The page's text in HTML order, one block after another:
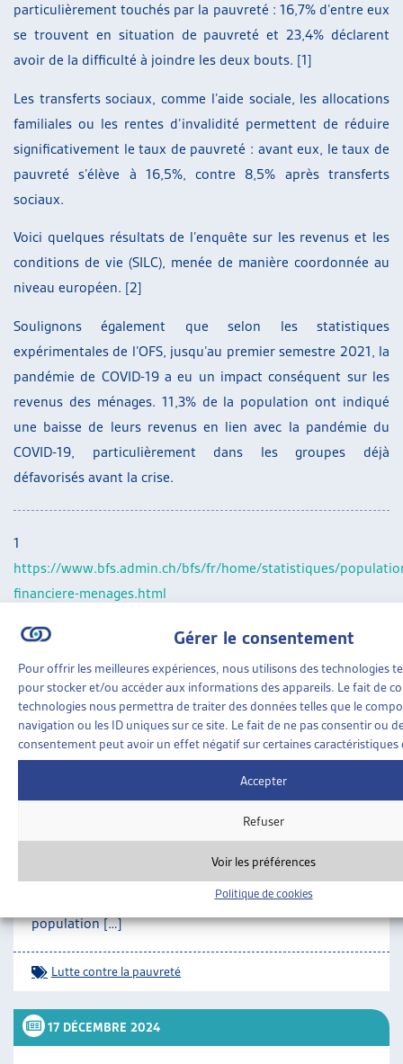
Gérer le consentement
Pour offrir les meilleures expériences, nous utilisons des technologies
pour stocker et/ou accéder aux informations des appareils. Le fait de
technologies nous permettra de traiter des données telles que le
navigation ou les ID uniques sur ce site. Le fait de ne pas consentir ou
consentement peut avoir un effet négatif sur certaines
Accepter
Refuser
Voir les préférences
Politique de cookies
particulièrement touchés par la pauvreté : 16,7% d’entre eux
se trouvent en situation de pauvreté et 23,4% déclarent
avoir de la difficulté à joindre les deux bouts. [1]
Les transferts sociaux, comme l’aide sociale, les allocations
familiales ou les rentes d’invalidité permettent de réduire
significativement le taux de pauvreté : avant eux, le taux de
pauvreté s’élève à 16,5%, contre 8,5% après transferts
sociaux.
Voici quelques résultats de l’enquête sur les revenus et les
conditions de vie (SILC), menée de manière coordonnée au
niveau européen. [2]
Soulignons également que selon les statistiques
expérimentales de l’OFS, jusqu’au premier semestre 2021, la
pandémie de COVID-19 a eu un impact conséquent sur les
revenus des ménages. 11,3% de la population ont indiqué
une baisse de leurs revenus en lien avec la pandémie du
COVID-19, particulièrement dans les groupes déjà
défavorisés avant la crise.
1
https://www.bfs.admin.ch/bfs/fr/home/statistiques/
financiere-menages.html
2https://www.bfs.admin.ch/bfs/fr/home.gnpdetail.2022-
SUR LE MÊME THÈME…
20 JANVIER 2025
UN NOUVEAU PLAN FÉDÉRAL POUR LUTTER
CONTRE LA PAUVRETÉ EN SUISSE
Le 20 décembre 2024, le Conseil fédéral a adopté un
plan pour développer et renforcer sa politique
nationale de lutte contre la pauvreté, en concertation
avec les cantons, les communes et les acteurs de la
société civile[1]. Ce nouveau cadre vise à réduire la
pauvreté en Suisse qui touchait, en 2022, 8,2% de la
population […]
Lutte contre la pauvreté
17 DÉCEMBRE 2024